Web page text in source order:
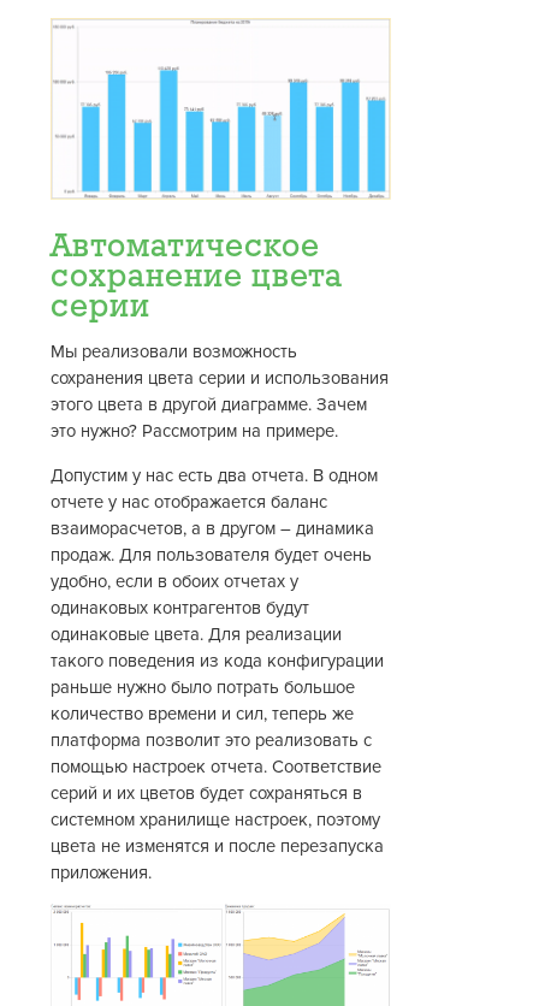
Автоматическое
сохранение цвета
серии
Мы реализовали возможность
сохранения цвета серии и использования
этого цвета в другой диаграмме. Зачем
это нужно? Рассмотрим на примере.
Допустим у нас есть два отчета. В одном
отчете у нас отображается баланс
взаиморасчетов, а в другом – динамика
продаж. Для пользователя будет очень
удобно, если в обоих отчетах у
одинаковых контрагентов будут
одинаковые цвета. Для реализации
такого поведения из кода конфигурации
раньше нужно было потрать большое
количество времени и сил, теперь же
платформа позволит это реализовать с
помощью настроек отчета. Соответствие
серий и их цветов будет сохраняться в
системном хранилище настроек, поэтому
цвета не изменятся и после перезапуска
приложения.